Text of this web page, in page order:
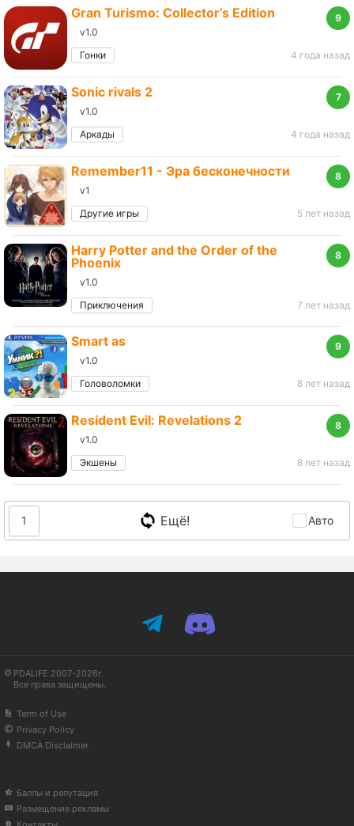
9
Gran Turismo: Collector’s Edition
v1.0
Гонки
4 года назад
7
Sonic rivals 2
v1.0
Аркады
4 года назад
8
Remember11 - Эра бесконечности
v1
Другие игры
5 лет назад
8
Harry Potter and the Order of the
Phoenix
v1.0
Приключения
7 лет назад
9
Smart as
v1.0
Головоломки
8 лет назад
8
Resident Evil: Revelations 2
v1.0
Экшены
8 лет назад
1 Ещё! Авто
PDALIFE 2007-2026г.
Все права защищены.
Term of Use
Privacy Policy
DMCA Disclaimer
Баллы и репутация
Размещение рекламы